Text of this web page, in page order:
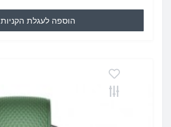
הוספה לעגלת הקניות